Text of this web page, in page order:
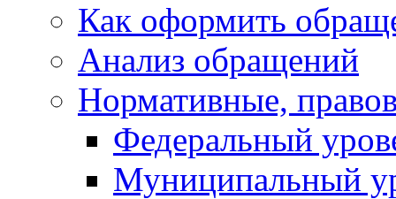
Как оформить
Анализ обращений
Нормативные,
Федеральный
Муниципальный